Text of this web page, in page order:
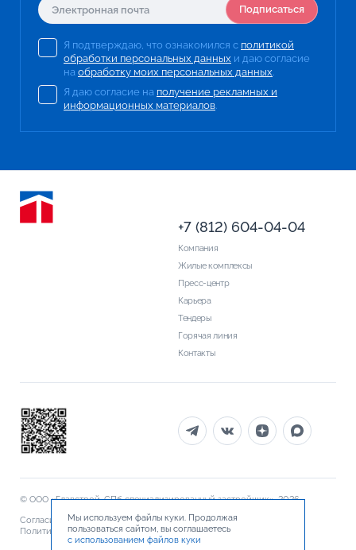
Подписаться
Я подтверждаю, что ознакомился с политикой
обработки персональных данных и даю согласие
на обработку моих персональных данных.
Я даю согласие на получение рекламных и
информационных материалов.
Компания
Жилые комплексы
Пресс-центр
Карьера
Тендеры
Горячая линия
Контакты
+7 (812) 604-04-04
© ООО «Главстрой-СПб специализированный застройщик», 2026
Согласие на обработку персональных данных
Политика обработки персональных данных
Документы
Мы используем файлы куки. Продолжая
пользоваться сайтом, вы соглашаетесь
с использованием файлов куки